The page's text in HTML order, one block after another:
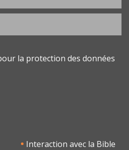
la protection des données
Interaction avec la Bible